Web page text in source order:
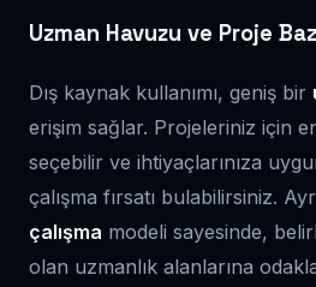
Uzman Havuzu ve Proje
Dış kaynak kullanımı, geniş bir
erişim sağlar. Projeleriniz için
seçebilir ve ihtiyaçlarınıza
çalışma fırsatı bulabilirsiniz.
çalışma modeli sayesinde,
olan uzmanlık alanlarına